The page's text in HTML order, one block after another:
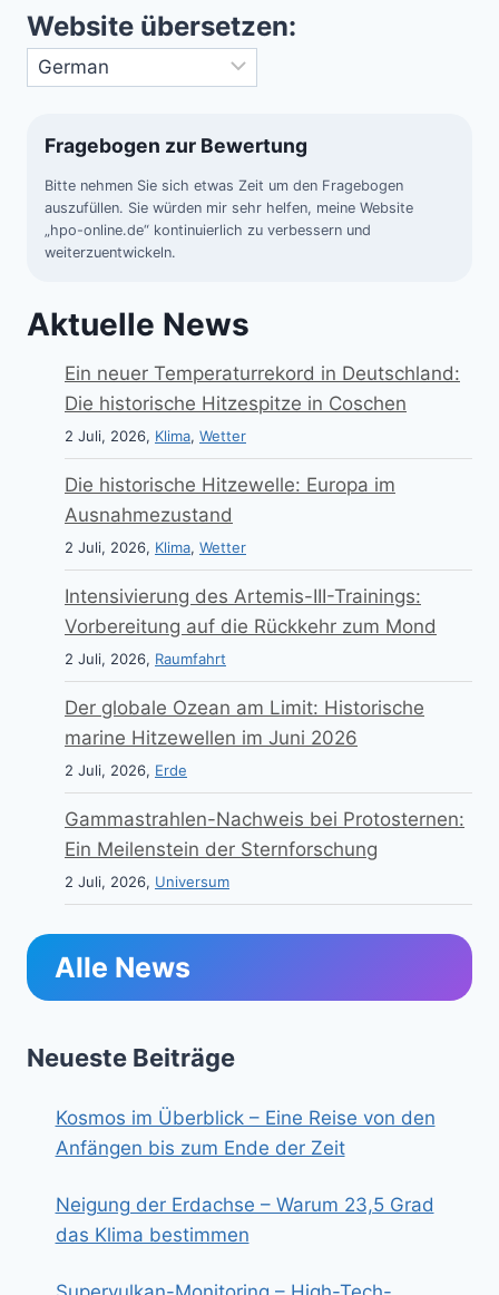
Website übersetzen:
Fragebogen zur Bewertung
Bitte nehmen Sie sich etwas Zeit um den Fragebogen
auszufüllen. Sie würden mir sehr helfen, meine Website
„hpo-online.de“ kontinuierlich zu verbessern und
weiterzuentwickeln.
Aktuelle News
Ein neuer Temperaturrekord in Deutschland:
Die historische Hitzespitze in Coschen
2 Juli, 2026, Klima, Wetter
Die historische Hitzewelle: Europa im
Ausnahmezustand
2 Juli, 2026, Klima, Wetter
Intensivierung des Artemis-III-Trainings:
Vorbereitung auf die Rückkehr zum Mond
2 Juli, 2026, Raumfahrt
Der globale Ozean am Limit: Historische
marine Hitzewellen im Juni 2026
2 Juli, 2026, Erde
Gammastrahlen-Nachweis bei Protosternen:
Ein Meilenstein der Sternforschung
2 Juli, 2026, Universum
Alle News
Neueste Beiträge
Kosmos im Überblick – Eine Reise von den
Anfängen bis zum Ende der Zeit
Neigung der Erdachse – Warum 23,5 Grad
das Klima bestimmen